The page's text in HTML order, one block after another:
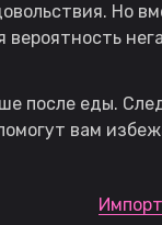
Но
вероятность
после еды.
вам